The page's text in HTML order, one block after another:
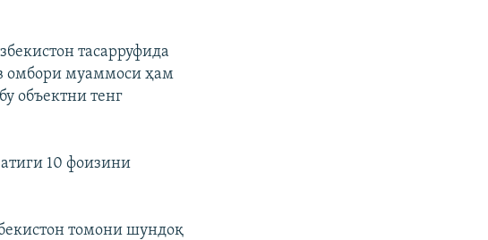
тасарруфида
омбори муаммоси ҳам
объектни тенг
10 фоизини
томони шундоқ